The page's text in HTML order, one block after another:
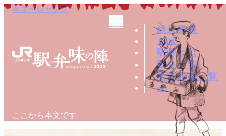
本文へジャンプ
結果発表
TOP
駅弁とは
駅弁一覧
販売店舗一覧
en
ここから本文です